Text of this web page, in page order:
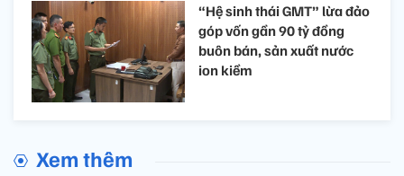
“Hệ sinh thái GMT” lừa đảo
góp vốn gần 90 tỷ đồng
buôn bán, sản xuất nước
ion kiềm
Xem thêm